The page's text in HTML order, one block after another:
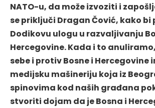
NATO-u, da može izvoziti i
se priključi Dragan Čović, kako bi
Dodikovu ulogu u razvaljivanju
Hercegovine. Kada i to
sebe i protiv Bosne i Hercegovine
medijsku mašineriju koja iz
spinovima kod naših građana
stvoriti dojam da je Bosna i